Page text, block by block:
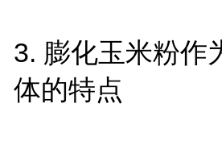
3. 膨化玉米粉作
体的特点